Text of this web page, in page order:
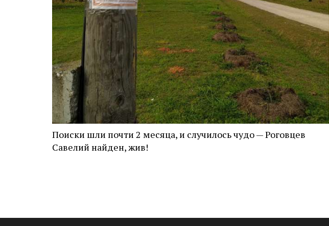
Поиски шли почти 2 месяца, и случилось чудо — Роговцев
Савелий найден, жив!